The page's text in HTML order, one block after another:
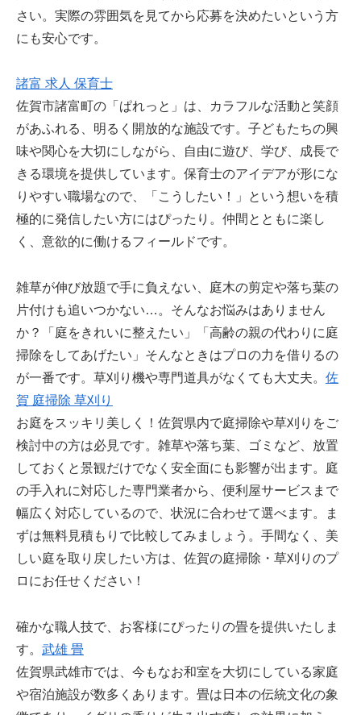
さい。実際の雰囲気を見てから応募を決めたいという方
にも安心です。
諸富 求人 保育士
佐賀市諸富町の「ぱれっと」は、カラフルな活動と笑顔
があふれる、明るく開放的な施設です。子どもたちの興
味や関心を大切にしながら、自由に遊び、学び、成長で
きる環境を提供しています。保育士のアイデアが形にな
りやすい職場なので、「こうしたい！」という想いを積
極的に発信したい方にはぴったり。仲間とともに楽し
く、意欲的に働けるフィールドです。
雑草が伸び放題で手に負えない、庭木の剪定や落ち葉の
片付けも追いつかない…。そんなお悩みはありません
か？「庭をきれいに整えたい」「高齢の親の代わりに庭
掃除をしてあげたい」そんなときはプロの力を借りるの
が一番です。草刈り機や専門道具がなくても大丈夫。 佐
賀 庭掃除 草刈り
お庭をスッキリ美しく！佐賀県内で庭掃除や草刈りをご
検討中の方は必見です。雑草や落ち葉、ゴミなど、放置
しておくと景観だけでなく安全面にも影響が出ます。庭
の手入れに対応した専門業者から、便利屋サービスまで
幅広く対応しているので、状況に合わせて選べます。ま
ずは無料見積もりで比較してみましょう。手間なく、美
しい庭を取り戻したい方は、佐賀の庭掃除・草刈りのプ
ロにお任せください！
確かな職人技で、お客様にぴったりの畳を提供いたしま
す。 武雄 畳
佐賀県武雄市では、今もなお和室を大切にしている家庭
や宿泊施設が数多くあります。畳は日本の伝統文化の象